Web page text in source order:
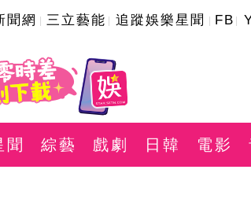
聞網 三立藝能 追蹤娛樂星聞 FB
聞 綜藝 戲劇 日韓 電影